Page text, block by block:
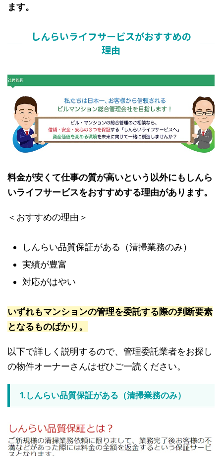
ます。
しんらいライフサービスがおすすめの
理由
料金が安くて仕事の質が高いという以外にもしんら
いライフサービスをおすすめする理由があります。
＜おすすめの理由＞
しんらい品質保証がある（清掃業務のみ）
実績が豊富
対応がはやい
いずれもマンションの管理を委託する際の判断要素
となるものばかり。
以下で詳しく説明するので、管理委託業者をお探し
の物件オーナーさんはぜひご一読ください。
1.しんらい品質保証がある（清掃業務のみ）